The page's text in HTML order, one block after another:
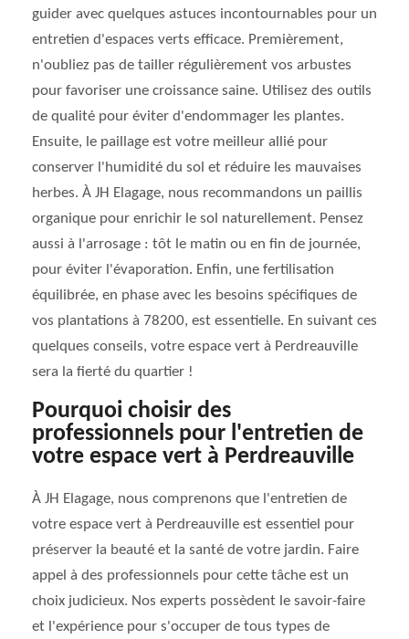
guider avec quelques astuces incontournables pour un
entretien d'espaces verts efficace. Premièrement,
n'oubliez pas de tailler régulièrement vos arbustes
pour favoriser une croissance saine. Utilisez des outils
de qualité pour éviter d'endommager les plantes.
Ensuite, le paillage est votre meilleur allié pour
conserver l'humidité du sol et réduire les mauvaises
herbes. À JH Elagage, nous recommandons un paillis
organique pour enrichir le sol naturellement. Pensez
aussi à l'arrosage : tôt le matin ou en fin de journée,
pour éviter l'évaporation. Enfin, une fertilisation
équilibrée, en phase avec les besoins spécifiques de
vos plantations à 78200, est essentielle. En suivant ces
quelques conseils, votre espace vert à Perdreauville
sera la fierté du quartier !
Pourquoi choisir des
professionnels pour l'entretien de
votre espace vert à Perdreauville
À JH Elagage, nous comprenons que l'entretien de
votre espace vert à Perdreauville est essentiel pour
préserver la beauté et la santé de votre jardin. Faire
appel à des professionnels pour cette tâche est un
choix judicieux. Nos experts possèdent le savoir-faire
et l'expérience pour s'occuper de tous types de